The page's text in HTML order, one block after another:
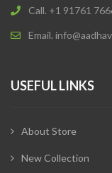
Call. +1 91761
Email.
USEFUL LINKS
About Store
New Collection